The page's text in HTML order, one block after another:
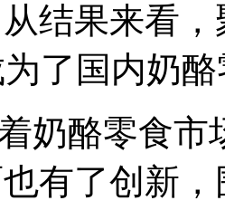
结果来看
了国内奶
奶酪零食市
有了创新